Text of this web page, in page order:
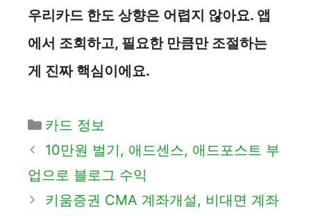
우리카드 한도 상향은 어렵지 않아요. 앱
에서 조회하고, 필요한 만큼만 조절하는
게 진짜 핵심이에요.
카
테
리
카드 정보
10만원 벌기, 애드센스, 애드포스트 부
업으로 블로그 수익
키움증권 CMA 계좌개설, 비대면 계좌